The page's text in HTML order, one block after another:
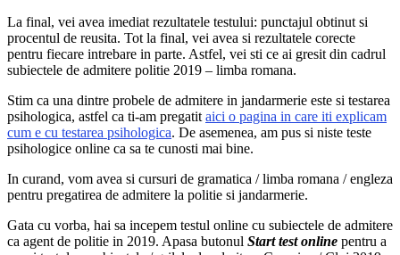
La final, vei avea imediat rezultatele testului: punctajul obtinut si
procentul de reusita. Tot la final, vei avea si rezultatele corecte
pentru fiecare intrebare in parte. Astfel, vei sti ce ai gresit din cadrul
subiectele de admitere politie 2019 – limba romana.
Stim ca una dintre probele de admitere in jandarmerie este si testarea
psihologica, astfel ca ti-am pregatit aici o pagina in care iti explicam
cum e cu testarea psihologica. De asemenea, am pus si niste teste
psihologice online ca sa te cunosti mai bine.
In curand, vom avea si cursuri de gramatica / limba romana / engleza
pentru pregatirea de admitere la politie si jandarmerie.
Gata cu vorba, hai sa incepem testul online cu subiectele de admitere
ca agent de politie in 2019. Apasa butonul Start test online pentru a